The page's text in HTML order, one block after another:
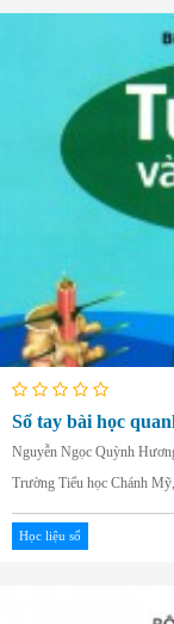
Sổ tay bài học
Nguyễn Ngọc Quỳnh
Trường Tiểu học Chánh
Học liệu số